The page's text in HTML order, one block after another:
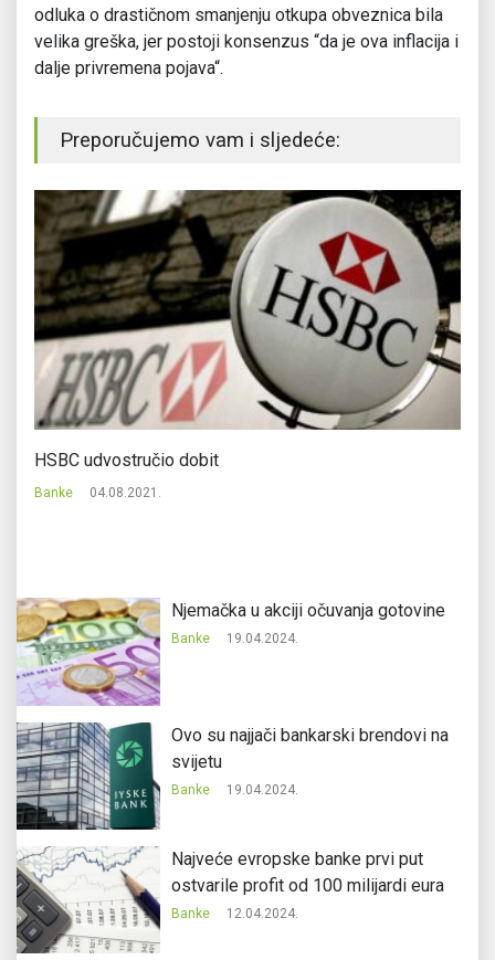
odluka o drastičnom smanjenju otkupa obveznica bila
velika greška, jer postoji konsenzus “da je ova inflacija i
dalje privremena pojava“.
Preporučujemo vam i sljedeće:
HSBC udvostručio dobit
Banke 04.08.2021.
Njemačka u akciji očuvanja gotovine
Banke 19.04.2024.
Ovo su najjači bankarski brendovi na
svijetu
Banke 19.04.2024.
Najveće evropske banke prvi put
ostvarile profit od 100 milijardi eura
Banke 12.04.2024.